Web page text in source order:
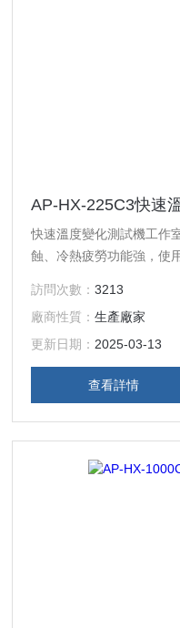
AP-HX-225C3快速
快速溫度變化測試機工作
蝕、冷熱疲勞功能強，使
材料-確保將熱量散失減到
久防腐功能和外觀壽命，
備大門的高密封性。
訪問次數：3213
廠商性質：生產廠家
更新日期： 2025-03-13
查看詳情